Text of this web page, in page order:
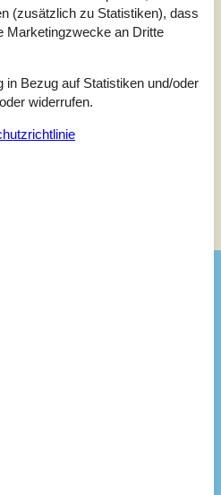
(0)
haben Kommentare.
(zusätzlich zu Statistiken), dass
Marketingzwecke an Dritte
in Bezug auf Statistiken und/oder
widerrufen.